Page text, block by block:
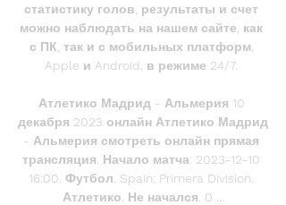
статистику голов, результаты и счет
можно наблюдать на нашем сайте, как
с ПК, так и с мобильных платформ,
Apple и Android, в режиме 24/7.
Атлетико Мадрид - Альмерия 10
декабря 2023 онлайн Атлетико Мадрид
- Альмерия смотреть онлайн прямая
трансляция. Начало матча: 2023-12-10
16:00. Футбол. Spain: Primera Division.
Атлетико. Не начался. 0 ...